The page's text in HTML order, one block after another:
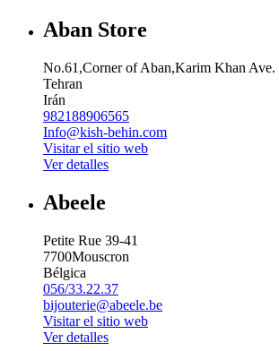
Aban Store
No.61,Corner of Aban,Karim Khan Ave.
Tehran
Irán
982188906565
Info@kish-behin.com
Visitar el sitio web
Ver detalles
Abeele
Petite Rue 39-41
7700Mouscron
Bélgica
056/33.22.37
bijouterie@abeele.be
Visitar el sitio web
Ver detalles